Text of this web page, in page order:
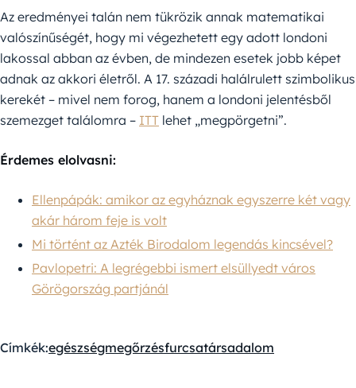
Az eredményei talán nem tükrözik annak matematikai
valószínűségét, hogy mi végezhetett egy adott londoni
lakossal abban az évben, de mindezen esetek jobb képet
adnak az akkori életről. A 17. századi halálrulett szimbolikus
kerekét – mivel nem forog, hanem a londoni jelentésből
szemezget találomra – ITT lehet „megpörgetni”.
Érdemes elolvasni:
Ellenpápák: amikor az egyháznak egyszerre két vagy
akár három feje is volt
Mi történt az Azték Birodalom legendás kincsével?
Pavlopetri: A legrégebbi ismert elsüllyedt város
Görögország partjánál
Címkék:egészségmegőrzésfurcsatársadalom